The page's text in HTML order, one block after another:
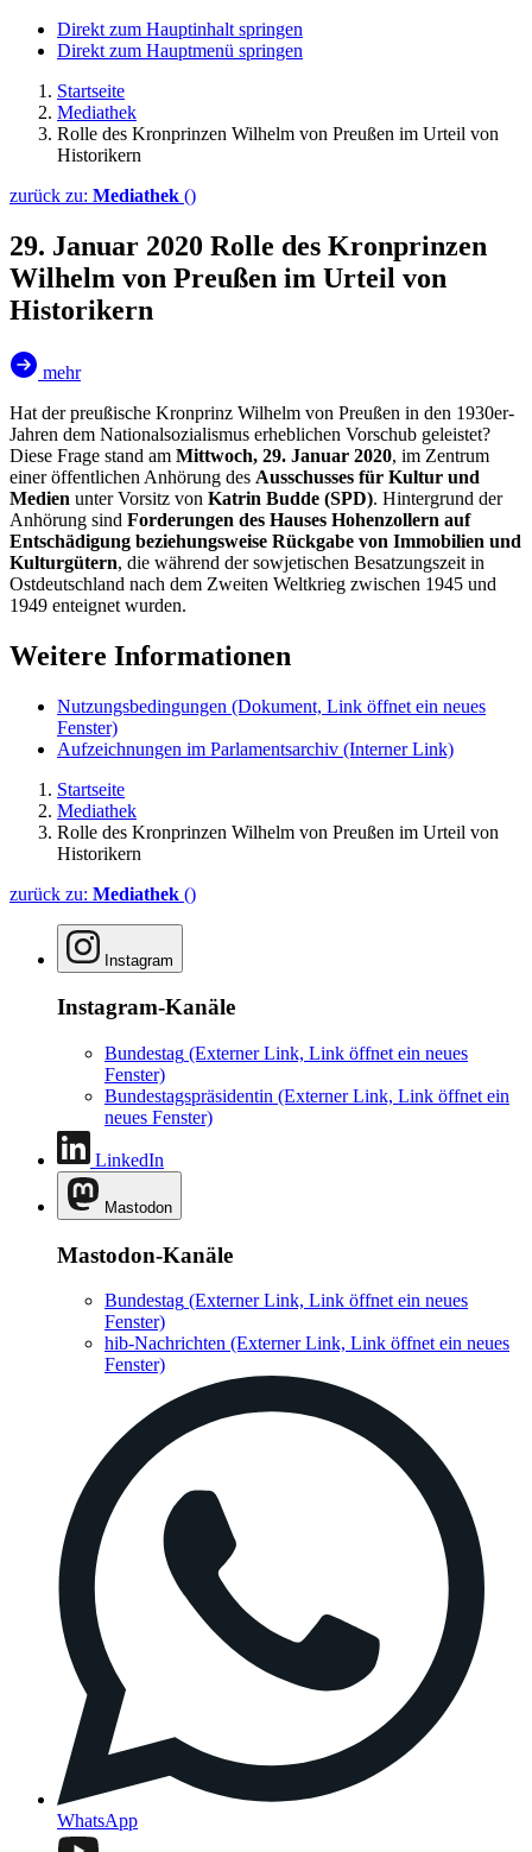
Direkt zum Hauptinhalt springen
Direkt zum Hauptmenü springen
Startseite
Mediathek
Rolle des Kronprinzen Wilhelm von Preußen im Urteil von
Historikern
zurück zu: Mediathek ()
29. Januar 2020 Rolle des Kronprinzen
Wilhelm von Preußen im Urteil von
Historikern
mehr
Hat der preußische Kronprinz Wilhelm von Preußen in den 1930er-
Jahren dem Nationalsozialismus erheblichen Vorschub geleistet?
Diese Frage stand am Mittwoch, 29. Januar 2020, im Zentrum
einer öffentlichen Anhörung des Ausschusses für Kultur und
Medien unter Vorsitz von Katrin Budde (SPD). Hintergrund der
Anhörung sind Forderungen des Hauses Hohenzollern auf
Entschädigung beziehungsweise Rückgabe von Immobilien und
Kulturgütern, die während der sowjetischen Besatzungszeit in
Ostdeutschland nach dem Zweiten Weltkrieg zwischen 1945 und
1949 enteignet wurden.
Weitere Informationen
Nutzungsbedingungen (Dokument, Link öffnet ein neues
Fenster)
Aufzeichnungen im Parlamentsarchiv (Interner Link)
Startseite
Mediathek
Rolle des Kronprinzen Wilhelm von Preußen im Urteil von
Historikern
zurück zu: Mediathek ()
Instagram
Instagram-Kanäle
Bundestag (Externer Link, Link öffnet ein neues
Fenster)
Bundestagspräsidentin (Externer Link, Link öffnet ein
neues Fenster)
LinkedIn
Mastodon
Mastodon-Kanäle
Bundestag (Externer Link, Link öffnet ein neues
Fenster)
hib-Nachrichten (Externer Link, Link öffnet ein neues
Fenster)
WhatsApp